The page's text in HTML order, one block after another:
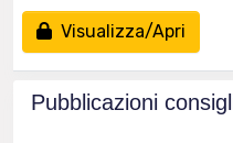
Visualizza/Apri
Pubblicazioni